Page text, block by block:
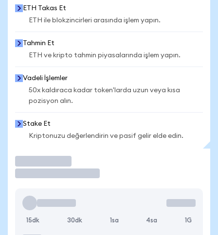
ETH Takas Et
ETH ile blokzincirleri arasında işlem yapın.
Tahmin Et
ETH ve kripto tahmin piyasalarında işlem yapın.
Vadeli İşlemler
50x kaldıraca kadar token'larda uzun veya kısa
pozisyon alın.
Stake Et
Kriptonuzu değerlendirin ve pasif gelir elde edin.
15dk 30dk 1sa 4sa 1G